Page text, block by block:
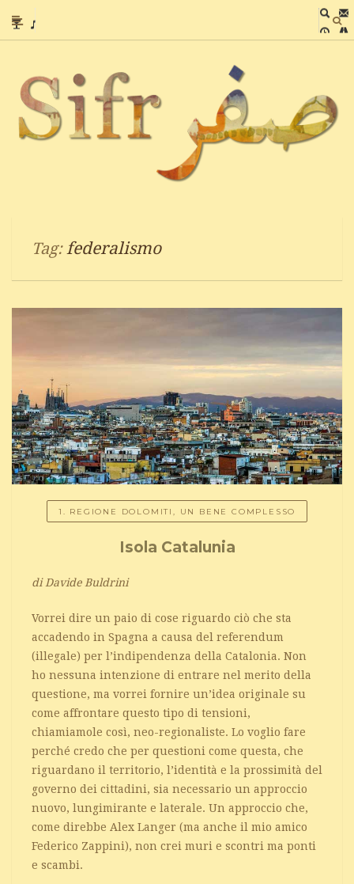
Tag:federalismo
1. REGIONE DOLOMITI, UN BENE COMPLESSO
Isola Catalunia
di Davide Buldrini
Vorrei dire un paio di cose riguardo ciò che sta
accadendo in Spagna a causa del referendum
(illegale) per l’indipendenza della Catalonia. Non
ho nessuna intenzione di entrare nel merito della
questione, ma vorrei fornire un’idea originale su
come affrontare questo tipo di tensioni,
chiamiamole così, neo-regionaliste. Lo voglio fare
perché credo che per questioni come questa, che
riguardano il territorio, l’identità e la prossimità del
governo dei cittadini, sia necessario un approccio
nuovo, lungimirante e laterale. Un approccio che,
come direbbe Alex Langer (ma anche il mio amico
Federico Zappini), non crei muri e scontri ma ponti
e scambi.